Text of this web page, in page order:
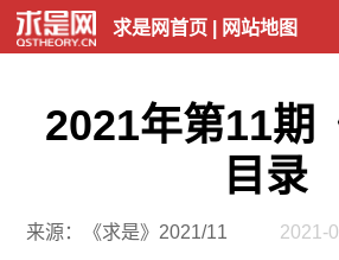
求是网首页| 网站地图
2021年第11期
目录
来源：《求是》2021/11 2021-